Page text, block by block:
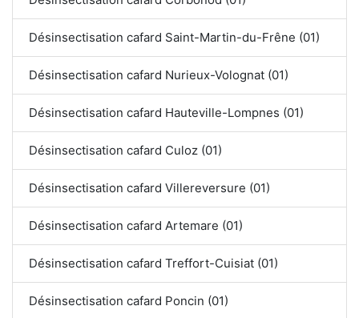
Désinsectisation cafard Saint-Martin-du-Frêne (01)
Désinsectisation cafard Nurieux-Volognat (01)
Désinsectisation cafard Hauteville-Lompnes (01)
Désinsectisation cafard Culoz (01)
Désinsectisation cafard Villereversure (01)
Désinsectisation cafard Artemare (01)
Désinsectisation cafard Treffort-Cuisiat (01)
Désinsectisation cafard Poncin (01)